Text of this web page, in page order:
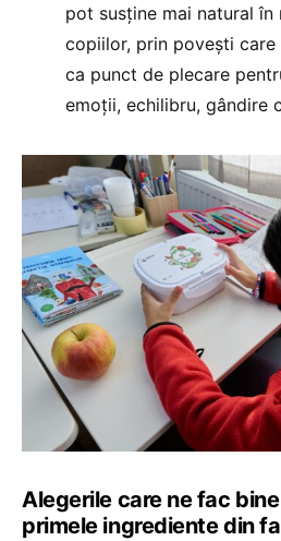
pot susține mai natural în
copiilor, prin povești
ca punct de plecare
emoții, echilibru, gândire
Alegerile care ne fac
primele ingrediente din